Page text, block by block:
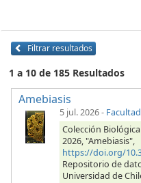
Filtrar resultados
1 a 10 de 185 Resultados
Amebiasis
5 jul. 2026-
Colección
2026, "Amebiasis",
https://doi.org/
Repositorio de
Universidad de